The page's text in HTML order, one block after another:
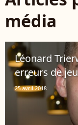
média
Léonard
erreurs de
25 avril 2018